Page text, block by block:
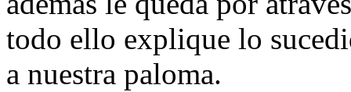
todo ello explique lo
a nuestra paloma.